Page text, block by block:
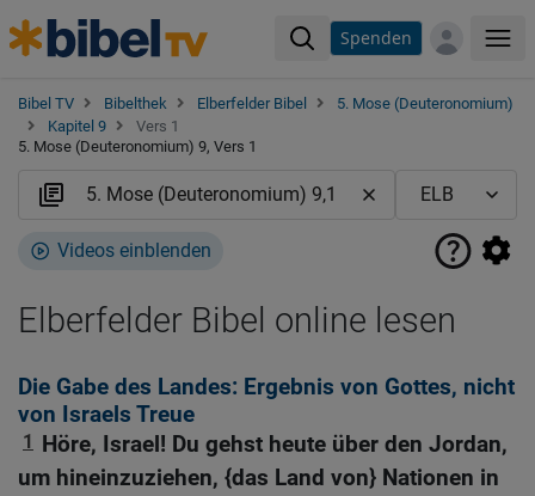
Spenden
Bibel TV Bibelthek Elberfelder Bibel
5. Mose (Deuteronomium)
Kapitel 9
Vers 1
5. Mose (Deuteronomium) 9, Vers 1
Videos einblenden
Elberfelder Bibel online lesen
Die Gabe des Landes: Ergebnis von Gottes, nicht
von Israels Treue
1
Höre, Israel! Du gehst heute über den Jordan,
um hineinzuziehen, {das Land von} Nationen in